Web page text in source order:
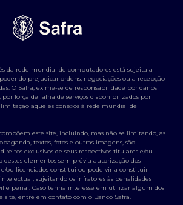
da rede mundial de computadores está sujeita a
prejudicar ordens, negociações ou a recepção
O Safra, exime-se de responsabilidade por danos
por força de falha de serviços disponibilizados por
aqueles conexos à rede mundial de
este site, incluindo, mas não se limitando, as
textos, fotos e outras imagens, são
exclusivos de seus respectivos titulares e/ou
destes elementos sem prévia autorização dos
ou licenciados constitui ou pode vir a constituir
sujeitando os infratores às penalidades
e penal. Caso tenha interesse em utilizar algum dos
site, entre em contato com o Banco Safra.